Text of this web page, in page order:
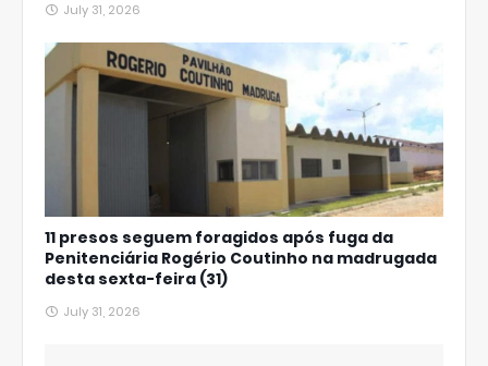
July 31, 2026
11 presos seguem foragidos após fuga da
Penitenciária Rogério Coutinho na madrugada
desta sexta-feira (31)
July 31, 2026